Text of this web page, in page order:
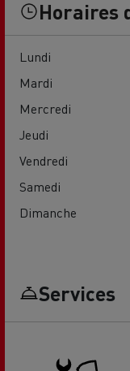
Horaires
Lundi
Mardi
Mercredi
Jeudi
Vendredi
Samedi
Dimanche
Services